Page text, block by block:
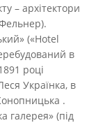
– архітектори
(«Hotel
в
році
Українка, в
.
галерея» (під